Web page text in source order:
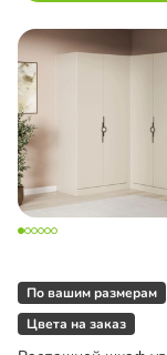
По вашим размерам
Цвета на заказ